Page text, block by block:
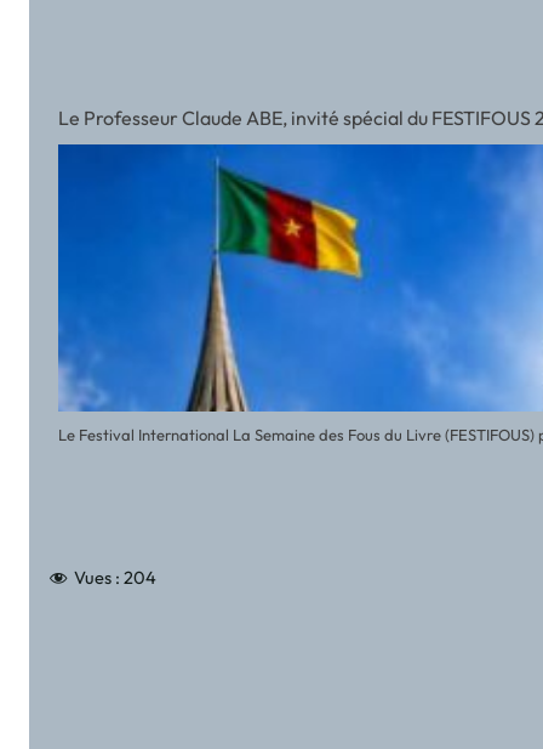
Le Professeur Claude ABE, invité spécial du FESTIFOUS
Le Festival International La Semaine des Fous du Livre
Vues : 204